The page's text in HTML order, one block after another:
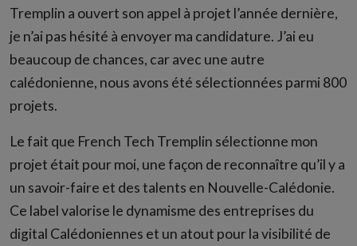
Tremplin a ouvert son appel à projet l’année dernière,
je n’ai pas hésité à envoyer ma candidature. J’ai eu
beaucoup de chances, car avec une autre
calédonienne, nous avons été sélectionnées parmi 800
projets.
Le fait que French Tech Tremplin sélectionne mon
projet était pour moi, une façon de reconnaître qu’il y a
un savoir-faire et des talents en Nouvelle-Calédonie.
Ce label valorise le dynamisme des entreprises du
digital Calédoniennes et un atout pour la visibilité de